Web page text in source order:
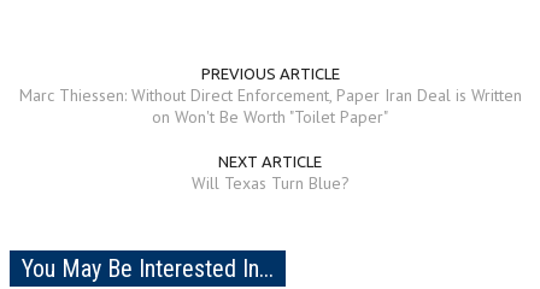
PREVIOUS ARTICLE
Marc Thiessen: Without Direct Enforcement, Paper Iran Deal is Written
on Won't Be Worth "Toilet Paper"
NEXT ARTICLE
Will Texas Turn Blue?
You May Be Interested In...